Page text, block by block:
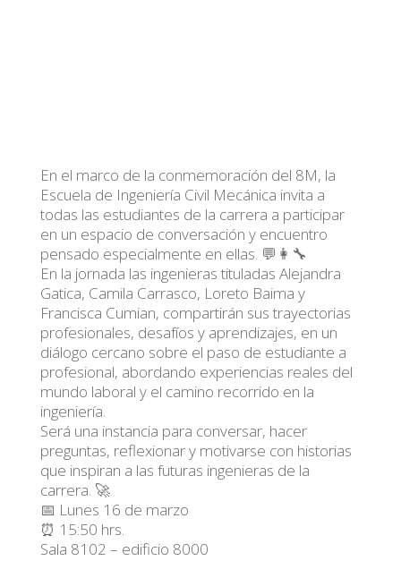
En el marco de la conmemoración del 8M, la
Escuela de Ingeniería Civil Mecánica invita a
todas las estudiantes de la carrera a participar
en un espacio de conversación y encuentro
pensado especialmente en ellas. 💬👩‍🔧
En la jornada las ingenieras tituladas Alejandra
Gatica, Camila Carrasco, Loreto Baima y
Francisca Cumian, compartirán sus trayectorias
profesionales, desafíos y aprendizajes, en un
diálogo cercano sobre el paso de estudiante a
profesional, abordando experiencias reales del
mundo laboral y el camino recorrido en la
ingeniería.
Será una instancia para conversar, hacer
preguntas, reflexionar y motivarse con historias
que inspiran a las futuras ingenieras de la
carrera. 🚀
📅 Lunes 16 de marzo
⏰ 15:50 hrs.
Sala 8102 – edificio 8000